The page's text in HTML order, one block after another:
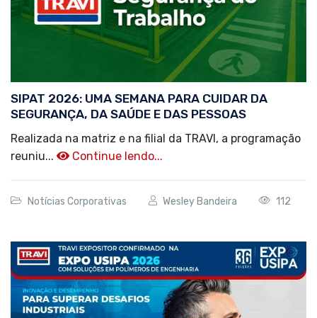
SIPAT 2026: UMA SEMANA PARA CUIDAR DA
SEGURANÇA, DA SAÚDE E DAS PESSOAS
Realizada na matriz e na filial da TRAVI, a programação
reuniu...
Continue lendo...
Notícias Corporativas Wesley Bandeira 112